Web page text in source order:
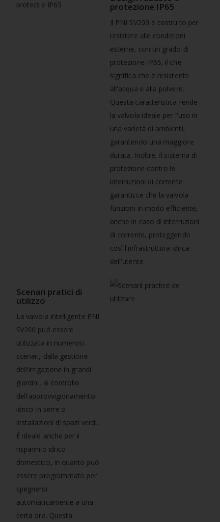
protezione IP65
Il PNI SV200 è costruito per
resistere alle condizioni
esterne, con un grado di
protezione IP65, il che
significa che è resistente
all'acqua e alla polvere.
Questa caratteristica rende
la valvola ideale per l'uso in
una varietà di ambienti,
garantendo una maggiore
durata. Inoltre, il sistema di
protezione contro le
interruzioni di corrente
garantisce che la valvola
funzioni in modo efficiente,
anche in caso di interruzioni
di corrente, proteggendo
così l'infrastruttura idrica
dell'utente.
Scenari pratici di
utilizzo
La valvola intelligente PNI
SV200 può essere
utilizzata in numerosi
scenari, dalla gestione
dell'irrigazione in grandi
giardini, al controllo
dell'approvvigionamento
idrico in serre o
installazioni di spazi verdi.
È ideale anche per il
risparmio idrico
domestico, in quanto può
essere programmato per
spegnersi
automaticamente a una
certa ora. Questa